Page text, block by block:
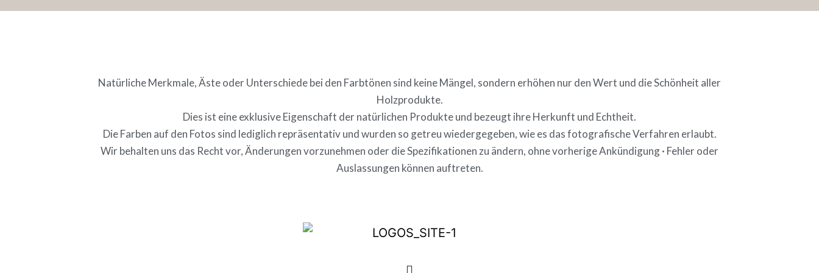
Natürliche Merkmale, Äste oder Unterschiede bei den Farbtönen sind keine Mängel, sondern erhöhen nur den Wert und die Schönheit aller
Holzprodukte.
Dies ist eine exklusive Eigenschaft der natürlichen Produkte und bezeugt ihre Herkunft und Echtheit.
Die Farben auf den Fotos sind lediglich repräsentativ und wurden so getreu wiedergegeben, wie es das fotografische Verfahren erlaubt.
Wir behalten uns das Recht vor, Änderungen vorzunehmen oder die Spezifikationen zu ändern, ohne vorherige Ankündigung · Fehler oder
Auslassungen können auftreten.